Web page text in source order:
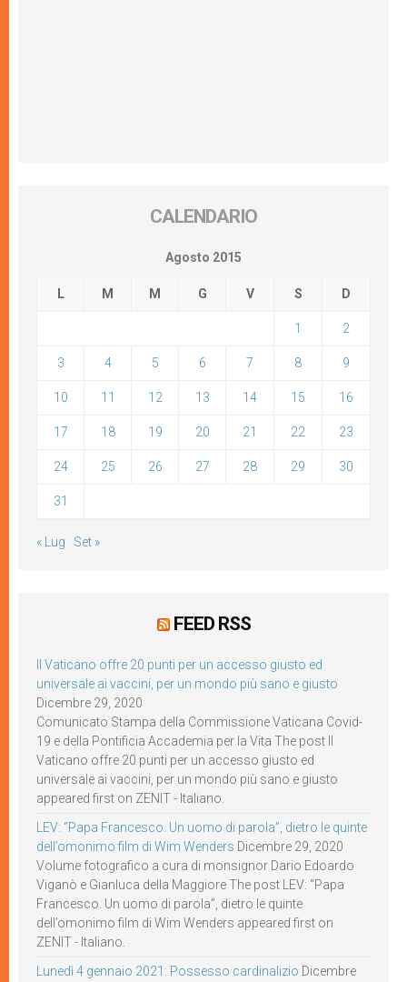
CALENDARIO
Agosto 2015
L M M G V S D
1 2
3 4 5 6 7 8 9
10 11 12 13 14 15 16
17 18 19 20 21 22 23
24 25 26 27 28 29 30
31
« Lug Set »
FEED RSS
Il Vaticano offre 20 punti per un accesso giusto ed
universale ai vaccini, per un mondo più sano e giusto
Dicembre 29, 2020
Comunicato Stampa della Commissione Vaticana Covid-
19 e della Pontificia Accademia per la Vita The post Il
Vaticano offre 20 punti per un accesso giusto ed
universale ai vaccini, per un mondo più sano e giusto
appeared first on ZENIT - Italiano.
LEV: “Papa Francesco. Un uomo di parola”, dietro le quinte
dell’omonimo film di Wim Wenders Dicembre 29, 2020
Volume fotografico a cura di monsignor Dario Edoardo
Viganò e Gianluca della Maggiore The post LEV: “Papa
Francesco. Un uomo di parola”, dietro le quinte
dell’omonimo film di Wim Wenders appeared first on
ZENIT - Italiano.
Lunedì 4 gennaio 2021: Possesso cardinalizio Dicembre